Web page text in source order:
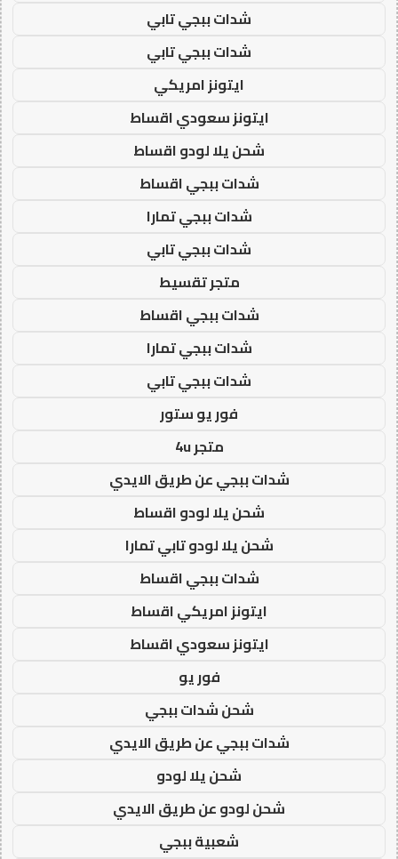
شدات ببجي تابي
شدات ببجي تابي
ايتونز امريكي
ايتونز سعودي اقساط
شحن يلا لودو اقساط
شدات ببجي اقساط
شدات ببجي تمارا
شدات ببجي تابي
متجر تقسيط
شدات ببجي اقساط
شدات ببجي تمارا
شدات ببجي تابي
فور يو ستور
متجر 4u
شدات ببجي عن طريق الايدي
شحن يلا لودو اقساط
شحن يلا لودو تابي تمارا
شدات ببجي اقساط
ايتونز امريكي اقساط
ايتونز سعودي اقساط
فور يو
شحن شدات ببجي
شدات ببجي عن طريق الايدي
شحن يلا لودو
شحن لودو عن طريق الايدي
شعبية ببجي